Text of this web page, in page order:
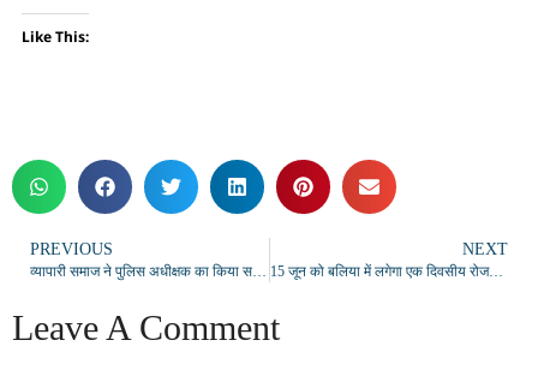
Like This:
PREVIOUS
व्यापारी समाज ने पुलिस अधीक्षक का किया सम्मान, कार्रवाई पर जताया विश्वास
NEXT
15 जून को बलिया में लगेगा एक दिवसीय रोजगार मेला, निजी कंपनी में मिलेगा नौकरी का अवसर
Leave A Comment